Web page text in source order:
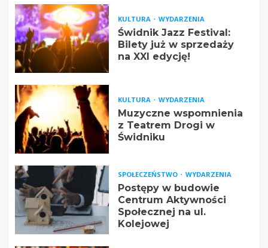
KULTURA WYDARZENIA
Świdnik Jazz Festival:
Bilety już w sprzedaży
na XXI edycję!
KULTURA WYDARZENIA
Muzyczne wspomnienia
z Teatrem Drogi w
Świdniku
SPOŁECZEŃSTWO WYDARZENIA
Postępy w budowie
Centrum Aktywności
Społecznej na ul.
Kolejowej